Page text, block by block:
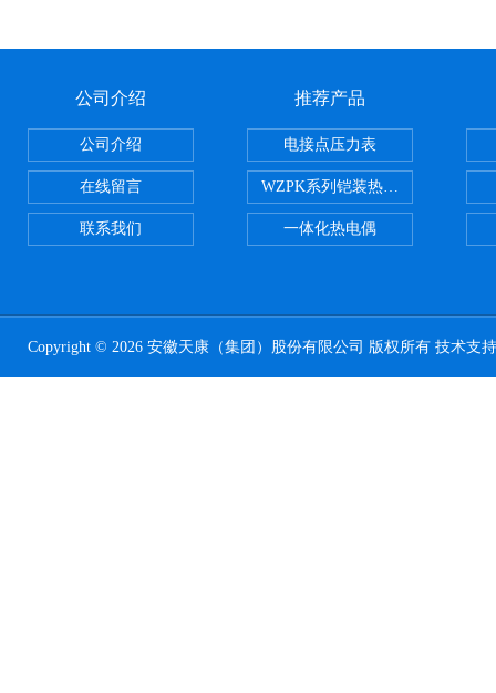
公司介绍
公司介绍
在线留言
联系我们
推荐产品
电接点压力表
WZPK系列铠装热电阻
一体化热电偶
Copyright © 2026 安徽天康（集团）股份有限公司 版权所有 技术支